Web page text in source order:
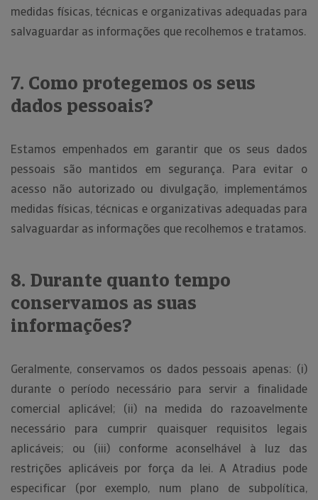
medidas físicas, técnicas e organizativas adequadas para
salvaguardar as informações que recolhemos e tratamos.
7. Como protegemos os seus
dados pessoais?
Estamos empenhados em garantir que os seus dados
pessoais são mantidos em segurança. Para evitar o
acesso não autorizado ou divulgação, implementámos
medidas físicas, técnicas e organizativas adequadas para
salvaguardar as informações que recolhemos e tratamos.
8. Durante quanto tempo
conservamos as suas
informações?
Geralmente, conservamos os dados pessoais apenas: (i)
durante o período necessário para servir a finalidade
comercial aplicável; (ii) na medida do razoavelmente
necessário para cumprir quaisquer requisitos legais
aplicáveis; ou (iii) conforme aconselhável à luz das
restrições aplicáveis por força da lei. A Atradius pode
especificar (por exemplo, num plano de subpolítica,